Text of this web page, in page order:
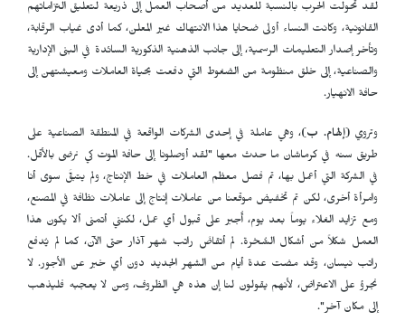
لقد تحولت الحرب بالنسبة للعديد من أصحاب العمل إلى ذريعة لتعليق التزاماتهم
القانونية، وكانت النساء أولى ضحايا هذا الانتهاك غير المعلن، كما أدى غياب الرقابة،
وتأخر إصدار التعليمات الرسمية، إلى جانب الذهنية الذكورية السائدة في البنى الإدارية
والصناعية، إلى خلق منظومة من الضغوط التي دفعت بحياة العاملات ومعيشتهن إلى
حافة الانهيار.
وتروي(إلهام. ب)، وهي عاملة في إحدى الشركات الواقعة في المنطقة الصناعية على
طريق سنه في كرماشان ما حدث معها "لقد أوصلونا إلى حافة الموت كي نرضى بالأقل.
في الشركة التي أعمل بها، تم فصل معظم العاملات في خط الإنتاج، ولم يتبقَّ سوى أنا
وامرأة أخرى، لكن تم تخفيض موقعنا من عاملات إنتاج إلى عاملات نظافة في المصنع،
ومع تزايد الغلاء يوماً بعد يوم، أُجبر على قبول أي عمل، لكنني أتمنى ألا يكون هذا
العمل شكلاً من أشكال السُّخرة. لم أتقاضَ راتب شهر آذار حتى الآن، كما لم يُدفع
راتب نيسان، وقد مضت عدة أيام من الشهر الجديد دون أي خبر عن الأجور. لا
نجرؤ على الاعتراض، لأنهم يقولون لنا إن هذه هي الظروف، ومن لا يعجبه فليذهب
إلى مكان آخر".